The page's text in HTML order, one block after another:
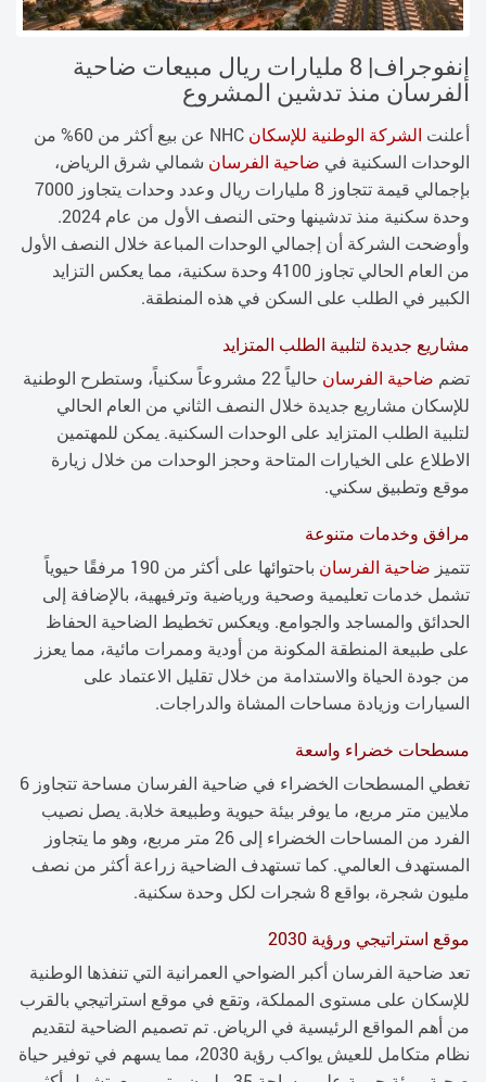
إنفوجراف| 8 مليارات ريال مبيعات ضاحية
الفرسان منذ تدشين المشروع
أعلنت الشركة الوطنية للإسكان
NHC عن بيع أكثر من 60% من
الوحدات السكنية في ضاحية الفرسان شمالي شرق الرياض،
بإجمالي قيمة تتجاوز 8 مليارات ريال وعدد وحدات يتجاوز 7000
وحدة سكنية منذ تدشينها وحتى النصف الأول من عام 2024.
وأوضحت الشركة أن إجمالي الوحدات المباعة خلال النصف الأول
من العام الحالي تجاوز 4100 وحدة سكنية، مما يعكس التزايد
الكبير في الطلب على السكن في هذه المنطقة.
مشاريع جديدة لتلبية الطلب المتزايد
تضم ضاحية الفرسان
حالياً 22 مشروعاً سكنياً، وستطرح الوطنية
للإسكان مشاريع جديدة خلال النصف الثاني من العام الحالي
لتلبية الطلب المتزايد على الوحدات السكنية. يمكن للمهتمين
الاطلاع على الخيارات المتاحة وحجز الوحدات من خلال زيارة
موقع وتطبيق سكني.
مرافق وخدمات متنوعة
تتميز ضاحية الفرسان
باحتوائها على أكثر من 190 مرفقًا حيوياً
تشمل خدمات تعليمية وصحية ورياضية وترفيهية، بالإضافة إلى
الحدائق والمساجد والجوامع. ويعكس تخطيط الضاحية الحفاظ
على طبيعة المنطقة المكونة من أودية وممرات مائية، مما يعزز
من جودة الحياة والاستدامة من خلال تقليل الاعتماد على
السيارات وزيادة مساحات المشاة والدراجات.
مسطحات خضراء واسعة
تغطي المسطحات الخضراء في ضاحية الفرسان مساحة تتجاوز 6
ملايين متر مربع، ما يوفر بيئة حيوية وطبيعة خلابة. يصل نصيب
الفرد من المساحات الخضراء إلى 26 متر مربع، وهو ما يتجاوز
المستهدف العالمي. كما تستهدف الضاحية زراعة أكثر من نصف
مليون شجرة، بواقع 8 شجرات لكل وحدة سكنية.
موقع استراتيجي ورؤية 2030
تعد ضاحية الفرسان أكبر الضواحي العمرانية التي تنفذها الوطنية
للإسكان على مستوى المملكة، وتقع في موقع استراتيجي بالقرب
من أهم المواقع الرئيسية في الرياض. تم تصميم الضاحية لتقديم
نظام متكامل للعيش يواكب رؤية 2030، مما يسهم في توفير حياة